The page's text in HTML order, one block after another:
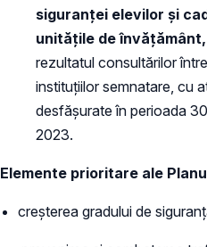
siguranței elevilor și
unitățile de
rezultatul consultărilor
instituțiilor semnatare, cu
desfășurate în perioada
2023.
Elemente prioritare ale
creșterea gradului de